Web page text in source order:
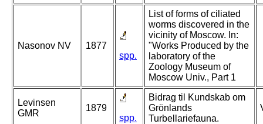
Nasonov NV
1877
spp.
List of forms of ciliated
worms discovered in the
vicinity of Moscow. In:
"Works Produced by the
laboratory of the
Zoology Museum of
Moscow Univ., Part 1
Levinsen
GMR
1879
spp.
Bidrag til Kundskab om
Grönlands
Turbellariefauna.